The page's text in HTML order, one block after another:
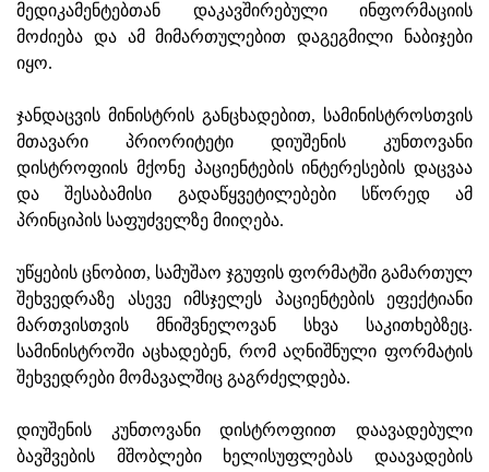
მედიკამენტებთან დაკავშირებული ინფორმაციის
მოძიება და ამ მიმართულებით დაგეგმილი ნაბიჯები
იყო.
ჯანდაცვის მინისტრის განცხადებით, სამინისტროსთვის
მთავარი პრიორიტეტი დიუშენის კუნთოვანი
დისტროფიის მქონე პაციენტების ინტერესების დაცვაა
და შესაბამისი გადაწყვეტილებები სწორედ ამ
პრინციპის საფუძველზე მიიღება.
უწყების ცნობით, სამუშაო ჯგუფის ფორმატში გამართულ
შეხვედრაზე ასევე იმსჯელეს პაციენტების ეფექტიანი
მართვისთვის მნიშვნელოვან სხვა საკითხებზეც.
სამინისტროში აცხადებენ, რომ აღნიშნული ფორმატის
შეხვედრები მომავალშიც გაგრძელდება.
დიუშენის კუნთოვანი დისტროფიით დაავადებული
ბავშვების მშობლები ხელისუფლებას დაავადების